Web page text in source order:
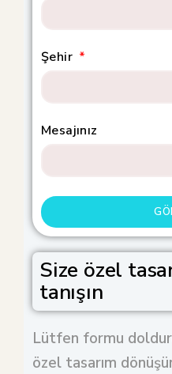
Şehir
Mesajınız
Size özel
tanışın
Lütfen formu
özel tasarım